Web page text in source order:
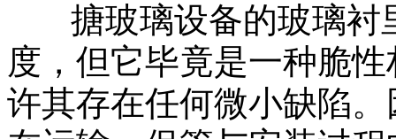
搪玻璃设备的玻璃衬
度，但它毕竟是一种脆
许其存在任何微小缺陷